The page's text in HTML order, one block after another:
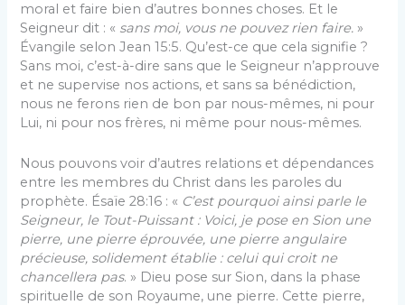
moral et faire bien d’autres bonnes choses. Et le
Seigneur dit : « sans moi, vous ne pouvez rien faire. »
Évangile selon Jean 15:5. Qu’est-ce que cela signifie ?
Sans moi, c’est-à-dire sans que le Seigneur n’approuve
et ne supervise nos actions, et sans sa bénédiction,
nous ne ferons rien de bon par nous-mêmes, ni pour
Lui, ni pour nos frères, ni même pour nous-mêmes.
Nous pouvons voir d’autres relations et dépendances
entre les membres du Christ dans les paroles du
prophète. Ésaïe 28:16 : « C’est pourquoi ainsi parle le
Seigneur, le Tout-Puissant : Voici, je pose en Sion une
pierre, une pierre éprouvée, une pierre angulaire
précieuse, solidement établie : celui qui croit ne
chancellera pas. » Dieu pose sur Sion, dans la phase
spirituelle de son Royaume, une pierre. Cette pierre,